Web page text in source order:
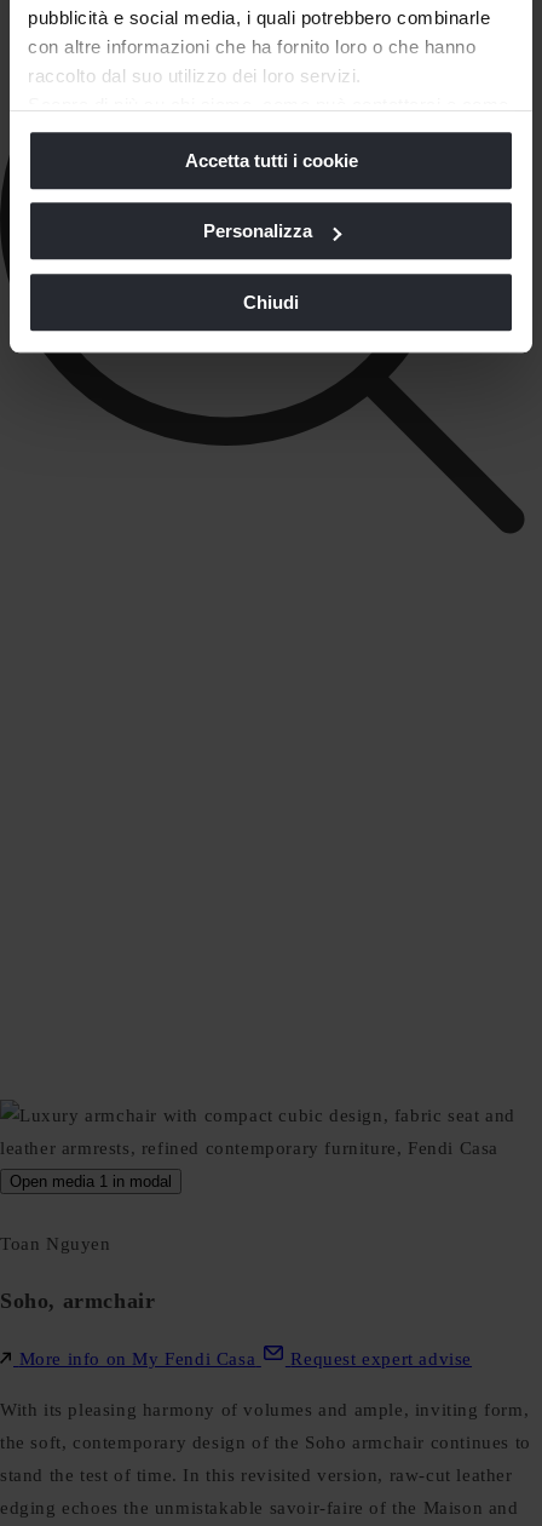
pubblicità e social media, i quali potrebbero combinarle
con altre informazioni che ha fornito loro o che hanno
raccolto dal suo utilizzo dei loro servizi.
trattiamo i dati personali nella nostraInformativa sulla
Cookie Policy.
La chiusura di questo banner comporta il permanere delle
impostazioni di default e dunque la continuazione della
tracciamento diversi da quelli tecnici.
Accetta tutti i cookie
Personalizza
Chiudi
Open media 1 in modal
Toan Nguyen
Soho, armchair
More info on My Fendi Casa Request expert advise
With its pleasing harmony of volumes and ample, inviting form,
the soft, contemporary design of the Soho armchair continues to
stand the test of time. In this revisited version, raw-cut leather
edging echoes the unmistakable savoir-faire of the Maison and